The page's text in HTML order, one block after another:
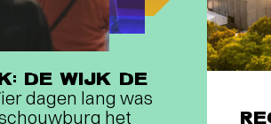
DE WIJK DE
dagen lang was
het